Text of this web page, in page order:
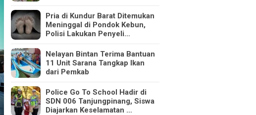
Pria di Kundur Barat Ditemukan
Meninggal di Pondok Kebun,
Polisi Lakukan Penyeli…
Nelayan Bintan Terima Bantuan
11 Unit Sarana Tangkap Ikan
dari Pemkab
Police Go To School Hadir di
SDN 006 Tanjungpinang, Siswa
Diajarkan Keselamatan …